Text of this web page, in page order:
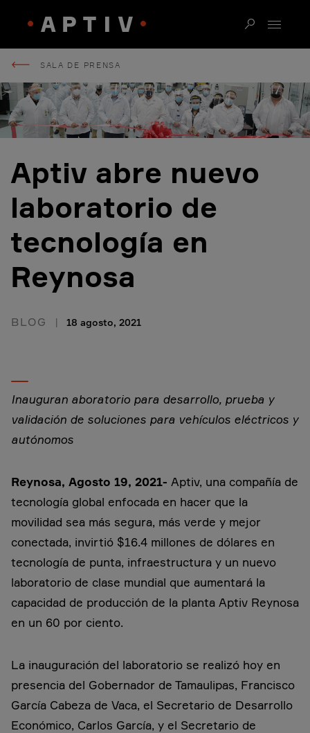
SALA DE PRENSA
Aptiv abre nuevo
laboratorio de
tecnología en
Reynosa
BLOG 18 agosto, 2021
Inauguran aboratorio para desarrollo, prueba y
validación de soluciones para vehículos eléctricos y
autónomos
Reynosa, Agosto 19, 2021- Aptiv, una compañía de
tecnología global enfocada en hacer que la
movilidad sea más segura, más verde y mejor
conectada, invirtió $16.4 millones de dólares en
tecnología de punta, infraestructura y un nuevo
laboratorio de clase mundial que aumentará la
capacidad de producción de la planta Aptiv Reynosa
en un 60 por ciento.
La inauguración del laboratorio se realizó hoy en
presencia del Gobernador de Tamaulipas, Francisco
García Cabeza de Vaca, el Secretario de Desarrollo
Económico, Carlos García, y el Secretario de